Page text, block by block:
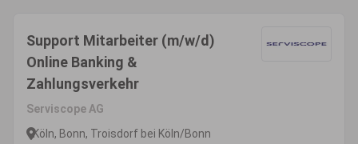
Support Mitarbeiter (m/w/d)
Online Banking &
Zahlungsverkehr
Serviscope AG
Köln, Bonn, Troisdorf bei Köln/Bonn